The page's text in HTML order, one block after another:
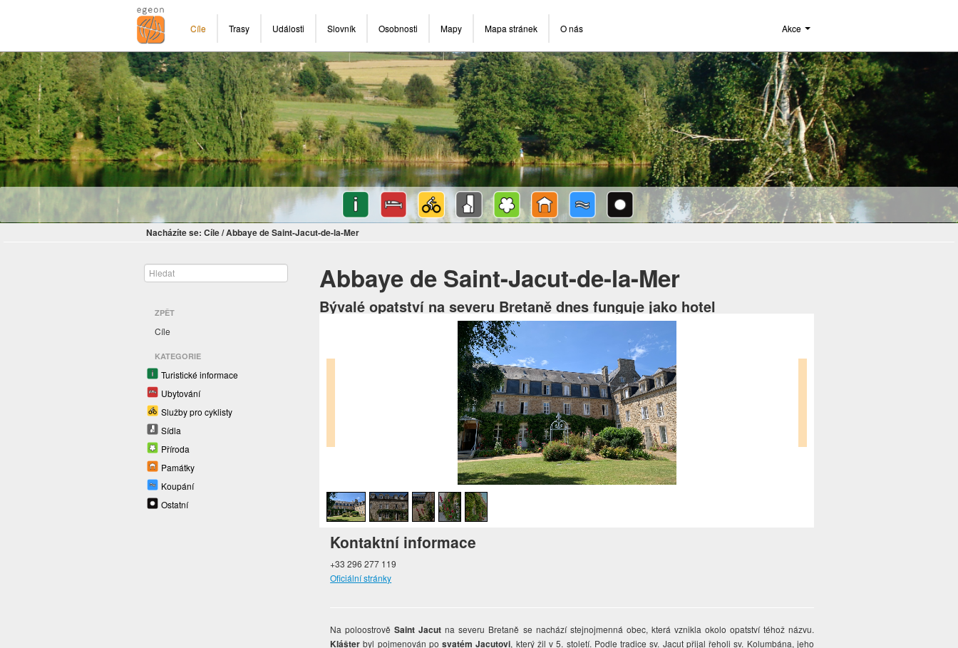
Cíle Trasy Události Slovník Osobnosti Mapy Mapa stránek O nás Akce
Nacházíte se: Cíle/Abbaye de Saint-Jacut-de-la-Mer
ZPĚT
Cíle
KATEGORIE
Turistické informace
Ubytování
Služby pro cyklisty
Sídla
Příroda
Památky
Koupání
Ostatní
Abbaye de Saint-Jacut-de-la-Mer
Bývalé opatství na severu Bretaně dnes funguje jako hotel
Kontaktní informace
+33 296 277 119
Oficiální stránky
Na poloostrověSaint Jacut na severu Bretaně se nachází stejnojmenná obec, která vznikla okolo opatství téhož názvu.
Klášter byl pojmenován posvatém Jacutovi, který žil v 5. století. Podle tradice sv. Jacut přijal řeholi sv. Kolumbána, jeho